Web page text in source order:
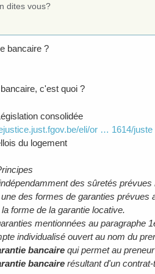
dites vous?
bancaire ?
c'est quoi ?
consolidée
eli/or … 1614/juste
du logement
des sûretés
des formes de garanties
forme de la garantie locative.
mentionnées au paragraphe
individualisé ouvert au nom du
bancaire qui permet au
bancaire résultant d'un